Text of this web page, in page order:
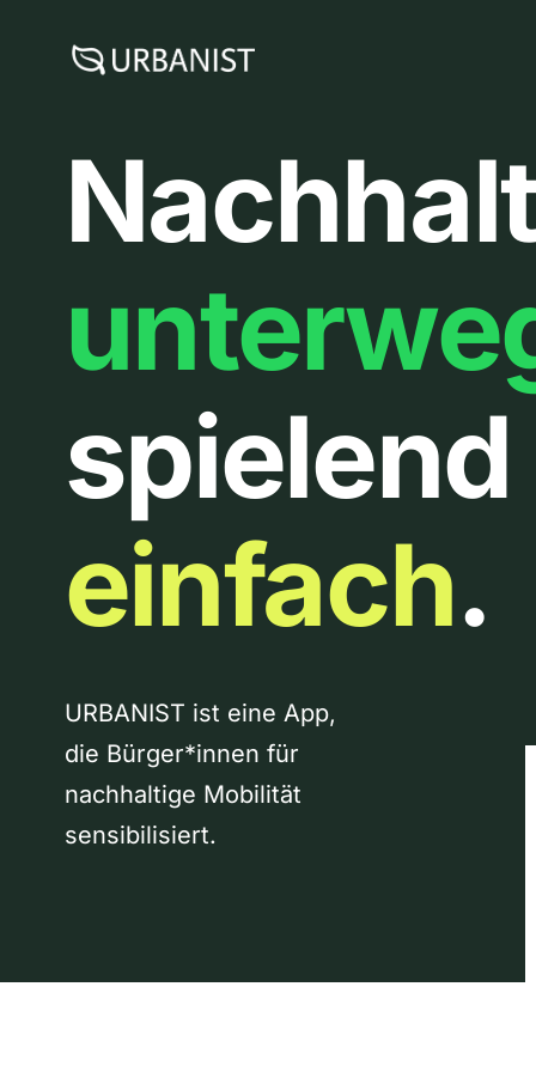
spielend
einfach.
URBANIST ist eine App,
die Bürger*innen für
nachhaltige Mobilität
sensibilisiert.